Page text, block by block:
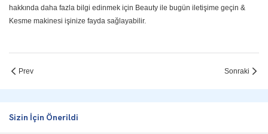
hakkında daha fazla bilgi edinmek için Beauty ile bugün iletişime geçin &
Kesme makinesi işinize fayda sağlayabilir.
Prev Sonraki
Sizin İçin Önerildi